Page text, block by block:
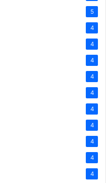
5
4
4
4
4
4
4
4
4
4
4